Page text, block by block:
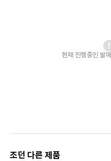
현재 진행중인 발매
조던 다른 제품